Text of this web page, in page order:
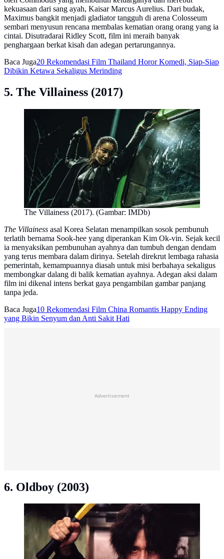
kekuasaan dari sang ayah, Kaisar Marcus Aurelius. Dari budak,
Maximus bangkit menjadi gladiator tangguh di arena Colosseum
sembari menyusun rencana membalas kematian orang orang yang ia
cintai. Disutradarai Ridley Scott, film ini meraih banyak
penghargaan berkat kisah dan adegan pertarungannya.
Baca Juga20 Rekomendasi Film Thailand Horor Komedi, Siap-Siap
Dibikin Ketawa Sekaligus Merinding
5. The Villainess (2017)
The Villainess (2017). (Gambar: IMDb)
The Villainess asal Korea Selatan menampilkan sosok pembunuh
terlatih bernama Sook-hee yang diperankan Kim Ok-vin. Sejak kecil
ia menyaksikan pembunuhan ayahnya dan tumbuh dengan dendam
yang terus membara dalam dirinya. Setelah direkrut lembaga rahasia
pemerintah, kemampuannya diasah untuk misi berbahaya sekaligus
membongkar dalang di balik kematian ayahnya. Adegan aksi dalam
film ini dikenal intens berkat gaya pengambilan gambar panjang
tanpa jeda.
Baca Juga10 Rekomendasi Film China Romantis Happy Ending
yang Bikin Senyum dan Anti Sakit Hati
Advertisement
6. Oldboy (2003)